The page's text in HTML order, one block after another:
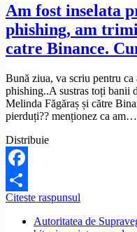
am
vrut
sa-
mi
scot
banii,
nu
am
mai
putut.
Am fost inselata
phishing, am
catre Binance.
Bună ziua, va scriu pentru
phishing..A sustras toți banii
Melinda Făgăraș și către
pierduți?? menționez ca am…
Distribuie
Facebook
Partajează
Citeste raspunsul
inselata
Autoritatea de